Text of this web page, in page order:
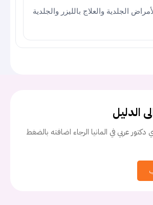
الجلدية والعلاج بالليزر والجلدية
الدليل
دكتور عربي في المانيا الرجاء اضافته بالضغط